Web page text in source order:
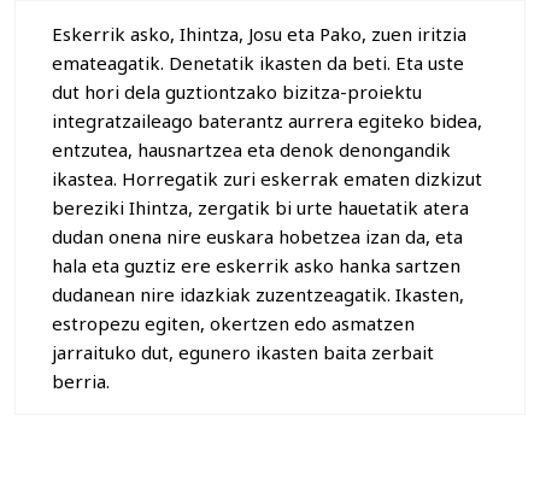
Eskerrik asko, Ihintza, Josu eta Pako, zuen iritzia
emateagatik. Denetatik ikasten da beti. Eta uste
dut hori dela guztiontzako bizitza-proiektu
integratzaileago baterantz aurrera egiteko bidea,
entzutea, hausnartzea eta denok denongandik
ikastea. Horregatik zuri eskerrak ematen dizkizut
bereziki Ihintza, zergatik bi urte hauetatik atera
dudan onena nire euskara hobetzea izan da, eta
hala eta guztiz ere eskerrik asko hanka sartzen
dudanean nire idazkiak zuzentzeagatik. Ikasten,
estropezu egiten, okertzen edo asmatzen
jarraituko dut, egunero ikasten baita zerbait
berria.